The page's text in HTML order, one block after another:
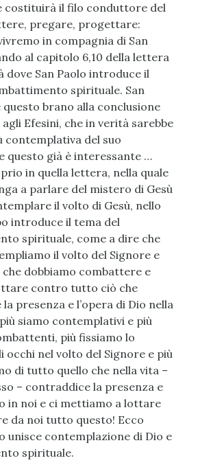
costituirà il filo conduttore del
pregare, progettare:
in compagnia di San
al capitolo 6,10 della lettera
dove San Paolo introduce il
spirituale. San
brano alla conclusione
Efesini, che in verità sarebbe
contemplativa del suo
questo già è interessante …
in quella lettera, nella quale
a parlare del mistero di Gesù
il volto di Gesù, nello
introduce il tema del
spirituale, come a dire che
il volto del Signore e
che dobbiamo combattere e
contro tutto ciò che
presenza e l’opera di Dio nella
siamo contemplativi e più
più fissiamo lo
occhi nel volto del Signore e più
di tutto quello che nella vita –
– contraddice la presenza e
in noi e ci mettiamo a lottare
da noi tutto questo! Ecco
unisce contemplazione di Dio e
spirituale.